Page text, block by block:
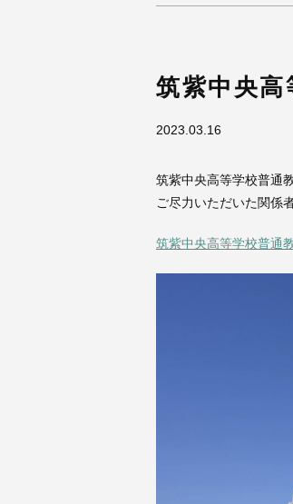
筑紫中央高
2023.03.16
筑紫中央高等学校普通
ご尽力いただいた関係
筑紫中央高等学校普通